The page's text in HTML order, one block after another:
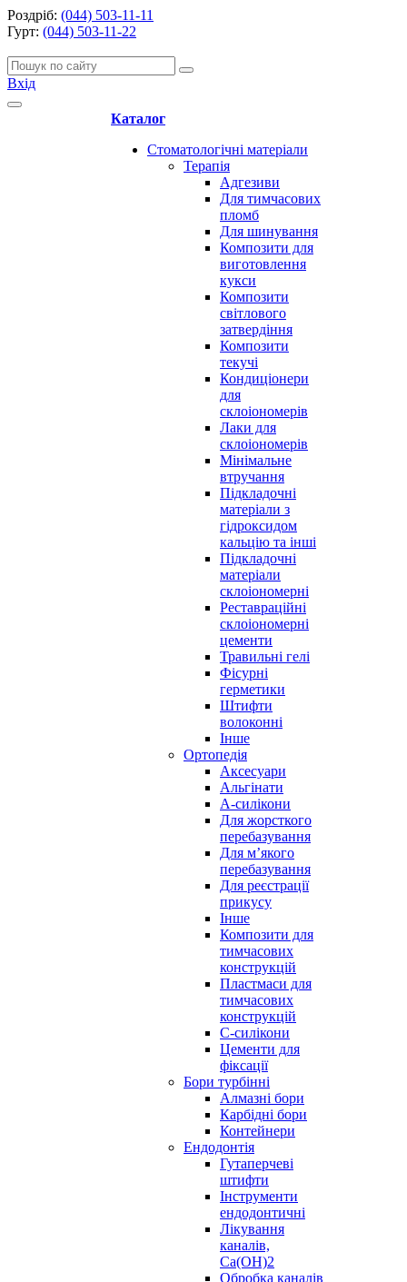
Роздріб: (044) 503-11-11
Гурт: (044) 503-11-22
Вхід
Каталог
Стоматологічні матеріали
Терапія
Адгезиви
Для тимчасових
пломб
Для шинування
Композити для
виготовлення
кукси
Композити
світлового
затвердіння
Композити
текучі
Кондиціонери
для
склоіономерів
Лаки для
склоіономерів
Мінімальне
втручання
Підкладочні
матеріали з
гідроксидом
кальцію та інші
Підкладочні
матеріали
склоіономерні
Реставраційні
склоіономерні
цементи
Травильні гелі
Фісурні
герметики
Штифти
волоконні
Інше
Ортопедія
Аксесуари
Альгінати
А-силікони
Для жорсткого
перебазування
Для м’якого
перебазування
Для реєстрації
прикусу
Інше
Композити для
тимчасових
конструкцій
Пластмаси для
тимчасових
конструкцій
С-силікони
Цементи для
фіксації
Бори турбінні
Алмазні бори
Карбідні бори
Контейнери
Ендодонтія
Гутаперчеві
штифти
Інструменти
ендодонтичні
Лікування
каналів,
Ca(OH)2
Обробка каналів